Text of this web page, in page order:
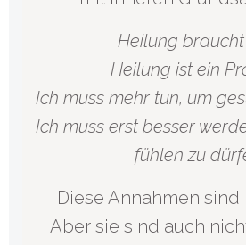
Heilung braucht
Heilung ist ein
Ich muss mehr tun, um
Ich muss erst besser
fühlen zu
Diese Annahmen sind
Aber sie sind auch